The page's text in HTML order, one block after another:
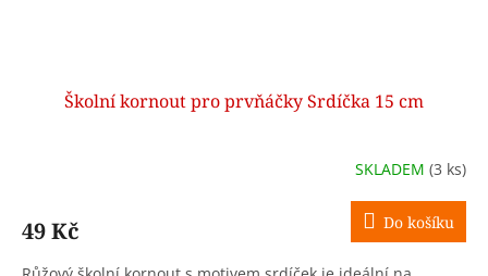
Školní kornout pro prvňáčky Srdíčka 15 cm
SKLADEM (3 ks)
49 Kč Do košíku